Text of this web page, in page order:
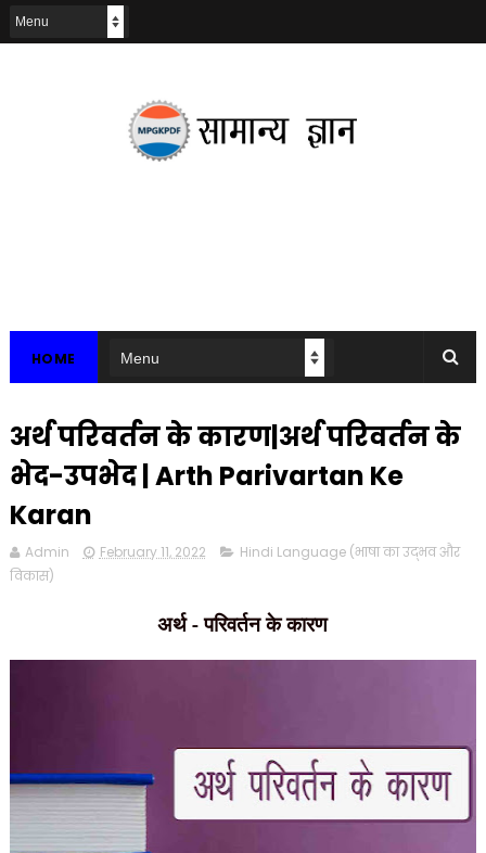
HOME
अर्थ परिवर्तन के कारण|अर्थ परिवर्तन के
भेद-उपभेद | Arth Parivartan Ke
Karan
Admin February 11, 2022
Hindi Language (भाषा का उद्भव और
विकास)
अर्थ - परिवर्तन के कारण